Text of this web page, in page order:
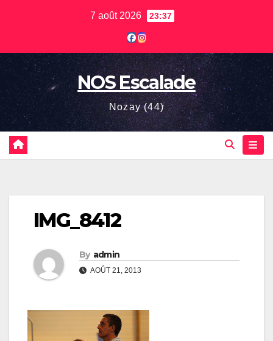
7 août 2026 23:37
NOS Escalade
Nozay (44)
IMG_8412
By admin
AOÛT 21, 2013